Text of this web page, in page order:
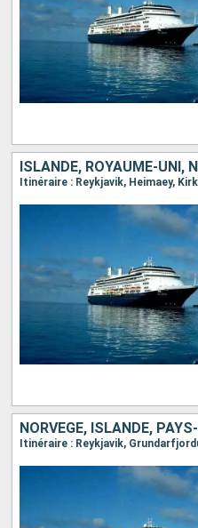
ISLANDE, ROYAUME-UNI,
Itinéraire : Reykjavik, Heimaey,
NORVÈGE, ISLANDE,